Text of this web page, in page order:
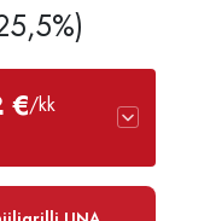
€/kk
12 kk